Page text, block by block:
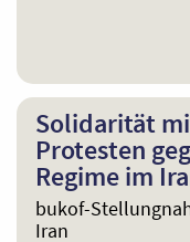
Solidarität
Protesten
Regime im
bukof-
Iran